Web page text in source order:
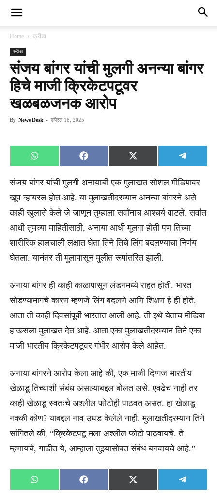
Home क्रीडा
क्रीडा
संजय बांगर यांची मुलगी अनन्या बांगर
हिचे माजी क्रिकेटपटूवर
खळबळजनक आरोप
By News Desk - एप्रिल 18, 2025
Share
on
WhatsApp
Share
on
Facebook
Share
on
X
(Twitter)
Share
on
संजय बांगर यांची मुलगी अनायाची एक मुलाखत सोशल मीडियावर
खूप व्हायरल होत आहे. या मुलाखतीदरम्यान अनन्या बांगरने असे
काही खुलासे केले जे जाणून तुम्हाला सर्वांनाच आश्चर्य वाटले. सर्वात
आधी तुमच्या माहितीसाठी, अनाया आधी मुलगा होती पण तिच्या
शारीरिक हालचाली लक्षात घेता तिने तिचे लिंग बदलण्याचा निर्णय
घेतला. यानंतर ती मुलापासून मुलीत रूपांतरित झाली.
अनाया बांगर ही काही काळापासून लंडनमध्ये राहत होती. भारत
सोडण्यामागचे कारण म्हणजे लिंग बदलणे आणि शिक्षण हे ही होते.
आता ती काही दिवसांपूर्वी भारतात आली आहे. ती इथे येताच मीडिया
हाऊसला मुलाखत देत आहे. आता एका मुलाखतीदरम्यान तिने एका
माजी भारतीय क्रिकेटपटूवर गंभीर आरोप केले आहेत.
अनाया बांगरने आरोप केला आहे की, एक माजी दिग्गज भारतीय
खेळाडू तिच्याशी संबंध असल्याबद्दल बोलत असे. एवढेच नाही तर
काही खेळाडू स्वतःचे अश्लील फोटोही पाठवत असत. हा खेळाडू
नक्की कोण? याबद्दल नाव उघड केलेले नाही. मुलाखतीदरम्यान तिने
सांगितले की, “क्रिकेटपटू मला अश्लील फोटो पाठवायचे. ते
म्हणायचे, गाडीत ये, आम्हाला तुझ्यासोबत संबंध बनवायचे आहे.”
Share
on
WhatsApp
Share
on
Facebook
Share
on
X
(Twitter)
Share
on